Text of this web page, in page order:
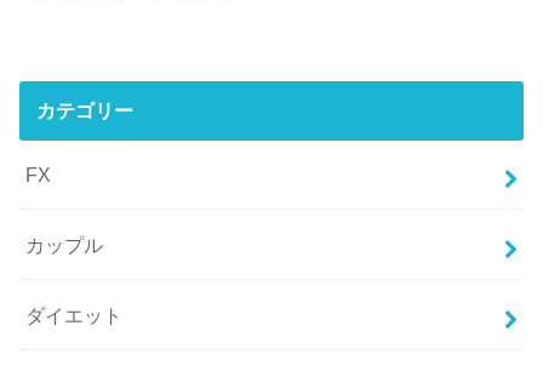
カテゴリー
FX
カップル
ダイエット